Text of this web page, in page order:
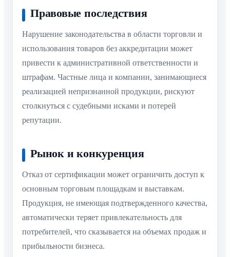
Правовые последствия
Нарушение законодательства в области торговли и
использования товаров без аккредитации может
привести к административной ответственности и
штрафам. Частные лица и компании, занимающиеся
реализацией непризнанной продукции, рискуют
столкнуться с судебными исками и потерей
репутации.
Рынок и конкуренция
Отказ от сертификации может ограничить доступ к
основным торговым площадкам и выставкам.
Продукция, не имеющая подтвержденного качества,
автоматически теряет привлекательность для
потребителей, что сказывается на объемах продаж и
прибыльности бизнеса.